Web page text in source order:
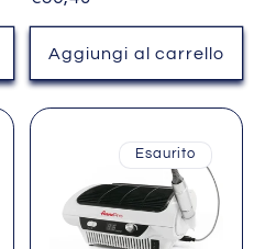
di
listino
Aggiungi al carrello
Esaurito